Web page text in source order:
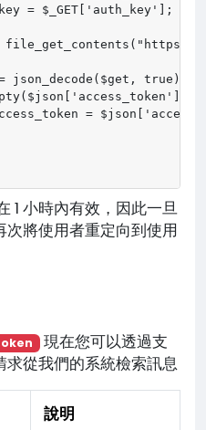
= $_GET['auth_key']; //
json_decode($get, true);
=
1 小時內有效，因此一旦
將使用者重定向到使用
現在您可以透過支
求從我們的系統檢索訊息
說明